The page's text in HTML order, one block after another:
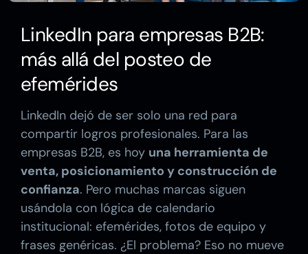
LinkedIn para empresas B2B:
más allá del posteo de
efemérides
LinkedIn dejó de ser solo una red para
compartir logros profesionales. Para las
empresas B2B, es hoy una herramienta de
venta, posicionamiento y construcción de
confianza. Pero muchas marcas siguen
usándola con lógica de calendario
institucional: efemérides, fotos de equipo y
frases genéricas. ¿El problema? Eso no mueve